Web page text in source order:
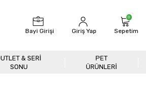
Bayi Girişi Giriş Yap
0
Sepetim
& SERI
SONU
PET
ÜRÜNLERİ